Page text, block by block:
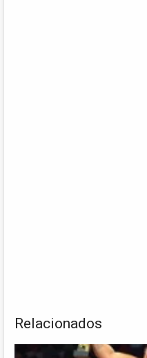
Relacionados